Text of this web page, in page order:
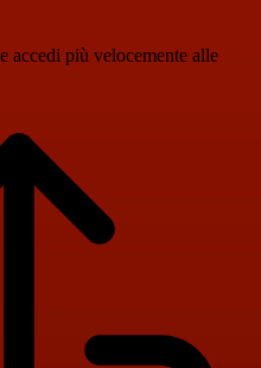
accedi più velocemente alle